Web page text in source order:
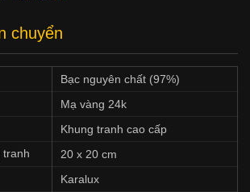
chuyển
Bạc nguyên chất (97%)
Mạ vàng 24k
Khung tranh cao cấp
tranh
20 x 20 cm
Karalux